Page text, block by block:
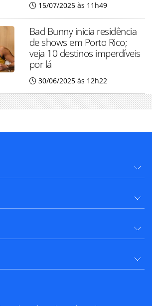
15/07/2025 às 11h49
Bad Bunny inicia residência
de shows em Porto Rico;
veja 10 destinos imperdíveis
por lá
30/06/2025 às 12h22